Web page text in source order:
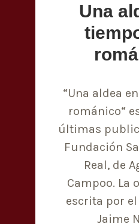
Una
“Una aldea
románico“
últimas
Fundación
Real, de
Campoo. La
escrita por
Jaime